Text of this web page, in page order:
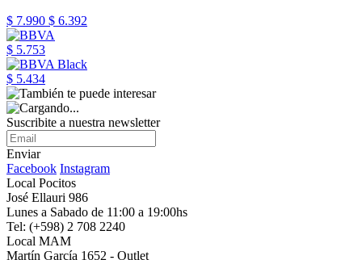
$ 7.990 $ 6.392
$ 5.753
$ 5.434
Suscribite a nuestra newsletter
Enviar
Facebook Instagram
Local Pocitos
José Ellauri 986
Lunes a Sabado de 11:00 a 19:00hs
Tel: (+598) 2 708 2240
Local MAM
Martín García 1652 - Outlet